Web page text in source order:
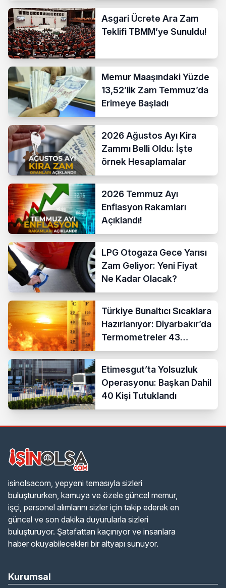
Asgari Ücrete Ara Zam
Teklifi TBMM’ye Sunuldu!
Memur Maaşındaki Yüzde
13,52’lik Zam Temmuz’da
Erimeye Başladı
2026 Ağustos Ayı Kira
Zammı Belli Oldu: İşte
örnek Hesaplamalar
2026 Temmuz Ayı
Enflasyon Rakamları
Açıklandı!
LPG Otogaza Gece Yarısı
Zam Geliyor: Yeni Fiyat
Ne Kadar Olacak?
Türkiye Bunaltıcı Sıcaklara
Hazırlanıyor: Diyarbakır’da
Termometreler 43
Dereceyi Gösterecek
Etimesgut’ta Yolsuzluk
Operasyonu: Başkan Dahil
40 Kişi Tutuklandı
isinolsacom, yepyeni temasıyla sizleri
buluştururken, kamuya ve özele güncel memur,
işçi, personel alımlarını sizler için takip ederek en
güncel ve son dakika duyurularla sizleri
buluşturuyor. Şatafattan kaçınıyor ve insanlara
haber okuyabilecekleri bir altyapı sunuyor.
Kurumsal